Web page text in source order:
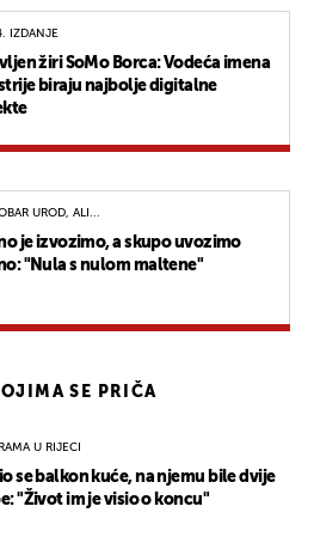
IZDANJE
žiri SoMo Borca: Vodeća imena
biraju najbolje digitalne
UROD, ALI...
je izvozimo, a skupo uvozimo
"Nula s nulom maltene"
SE PRIČA
U RIJECI
se balkon kuće, na njemu bile dvije
"Život im je visio o koncu"